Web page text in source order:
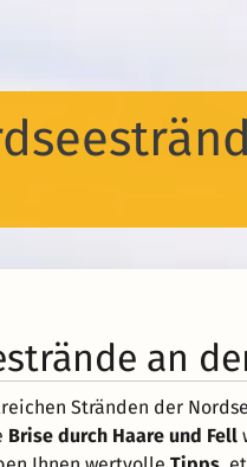
an
Stränden der
Brise durch Haare und Fell